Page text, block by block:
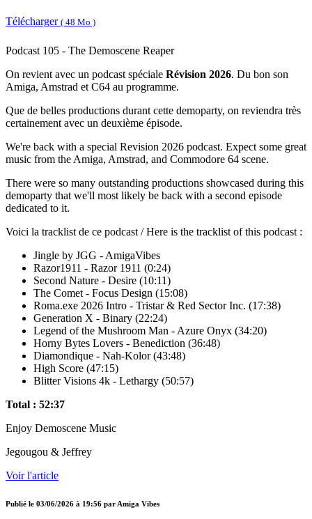
Télécharger ( 48 Mo )
Podcast 105 - The Demoscene Reaper
On revient avec un podcast spéciale Révision 2026. Du bon son
Amiga, Amstrad et C64 au programme.
Que de belles productions durant cette demoparty, on reviendra très
certainement avec un deuxième épisode.
We're back with a special Revision 2026 podcast. Expect some great
music from the Amiga, Amstrad, and Commodore 64 scene.
There were so many outstanding productions showcased during this
demoparty that we'll most likely be back with a second episode
dedicated to it.
Voici la tracklist de ce podcast / Here is the tracklist of this podcast :
Jingle by JGG - AmigaVibes
Razor1911 - Razor 1911 (0:24)
Second Nature - Desire (10:11)
The Comet - Focus Design (15:08)
Roma.exe 2026 Intro - Tristar & Red Sector Inc. (17:38)
Generation X - Binary (22:24)
Legend of the Mushroom Man - Azure Onyx (34:20)
Horny Bytes Lovers - Benediction (36:48)
Diamondique - Nah-Kolor (43:48)
High Score (47:15)
Blitter Visions 4k - Lethargy (50:57)
Total : 52:37
Enjoy Demoscene Music
Jegougou & Jeffrey
Voir l'article
Publié le 03/06/2026 à 19:56 par Amiga Vibes